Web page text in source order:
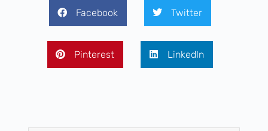
Facebook Twitter
Pinterest LinkedIn